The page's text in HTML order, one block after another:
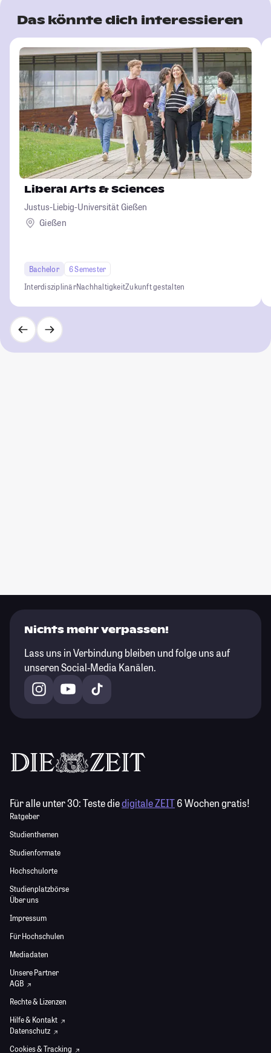
Das könnte dich interessieren
Liberal Arts & Sciences
Justus-Liebig-Universität Gießen
Gießen
Bachelor
6 Semester
InterdisziplinärNachhaltigkeitZukunft gestalten
Nichts mehr verpassen!
Lass uns in Verbindung bleiben und folge uns auf
unseren Social-Media Kanälen.
Für alle unter 30:Teste diedigitale ZEIT6 Wochen gratis!
Ratgeber
Studienthemen
Studienformate
Hochschulorte
Studienplatzbörse
Über uns
Impressum
Für Hochschulen
Mediadaten
Unsere Partner
AGB
Rechte & Lizenzen
Hilfe & Kontakt
Datenschutz
Cookies & Tracking